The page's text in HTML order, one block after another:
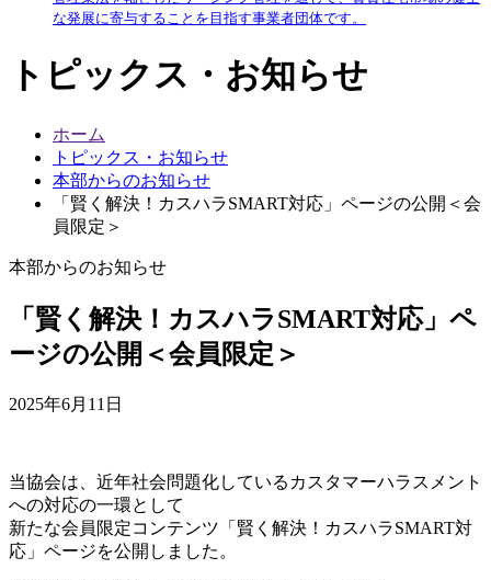
な発展に寄与することを目指す事業者団体です。
トピックス・お知らせ
ホーム
トピックス・お知らせ
本部からのお知らせ
「賢く解決！カスハラSMART対応」ページの公開＜会
員限定＞
本部からのお知らせ
「賢く解決！カスハラSMART対応」ペ
ージの公開＜会員限定＞
2025年6月11日
当協会は、近年社会問題化しているカスタマーハラスメント
への対応の一環として
新たな会員限定コンテンツ「賢く解決！カスハラSMART対
応」ページを公開しました。